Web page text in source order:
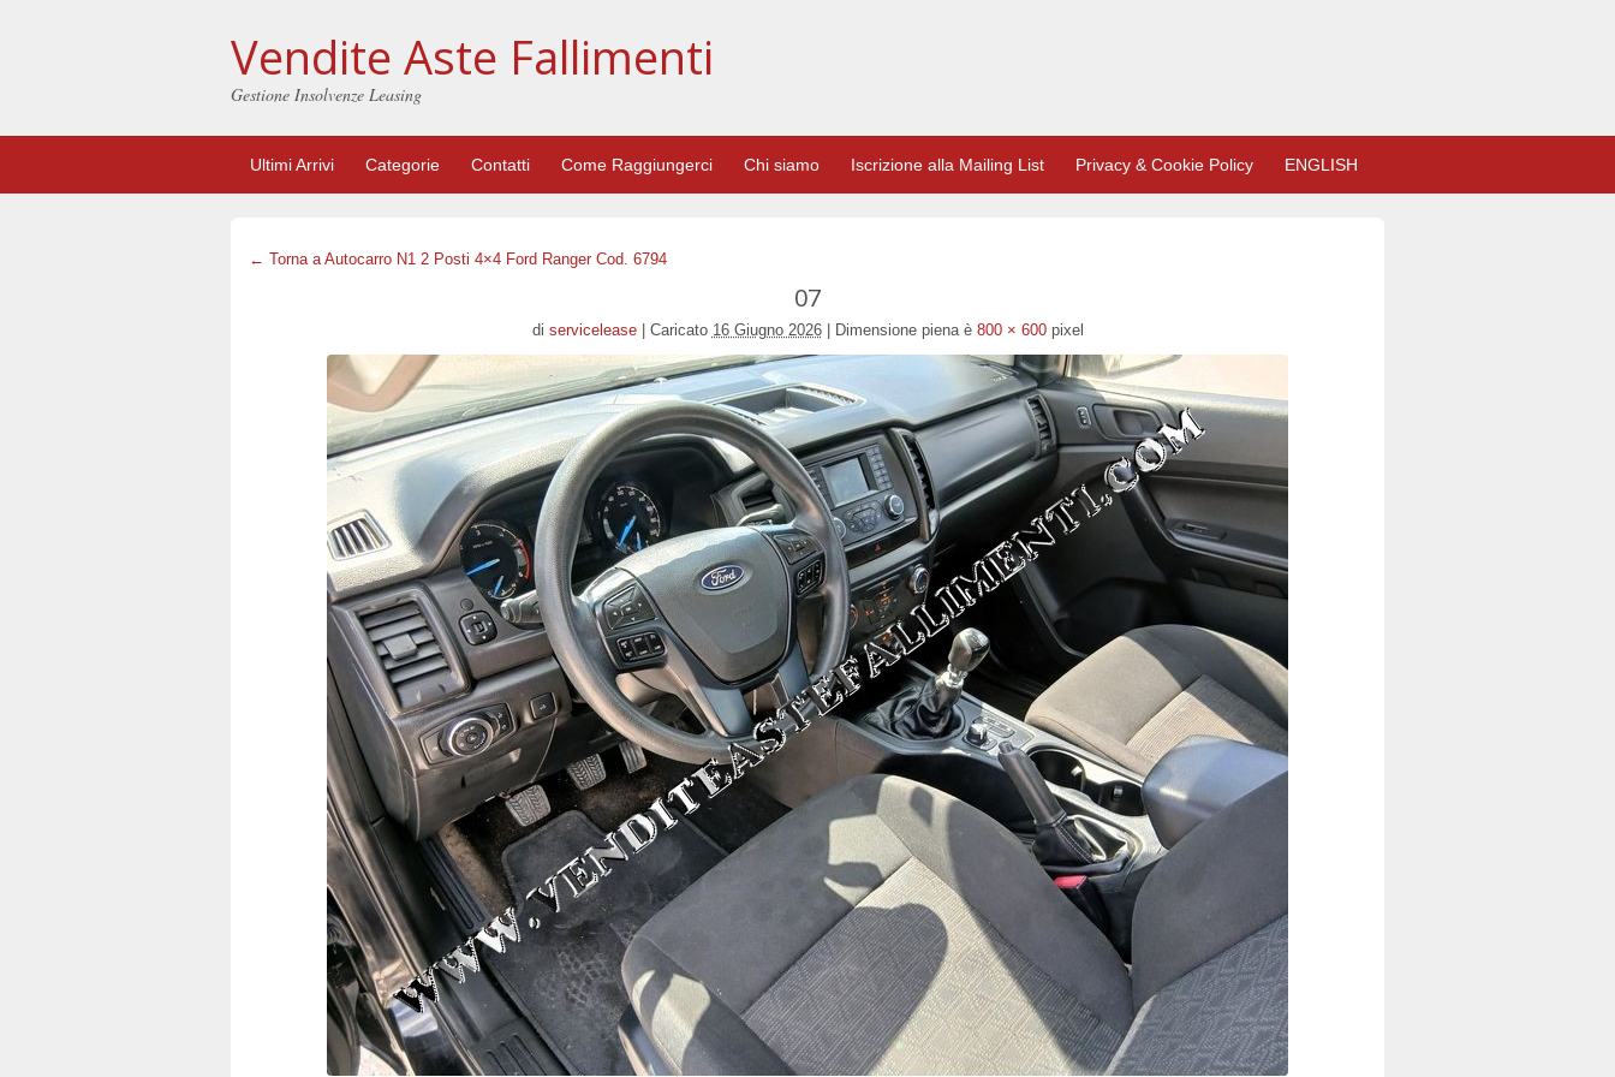
Vendite Aste Fallimenti
Gestione Insolvenze Leasing
Ultimi Arrivi Categorie Contatti Come Raggiungerci Chi siamo Iscrizione alla Mailing List Privacy & Cookie Policy ENGLISH
← Torna a Autocarro N1 2 Posti 4×4 Ford Ranger Cod. 6794
07
di servicelease Caricato 16 Giugno 2026 Dimensione piena è 800 × 600pixel